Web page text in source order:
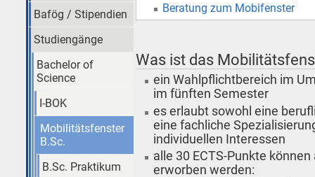
Beratung zum Mobifenster
Was ist das
ein Wahlpflichtbereich im
im fünften Semester
es erlaubt sowohl eine
eine fachliche
individuellen Interessen
alle 30 ECTS-Punkte
erworben werden:
Bafög / Stipendien
Studiengänge
Bachelor of
Science
I-BOK
Mobilitätsfenster
B.Sc.
B.Sc. Praktikum